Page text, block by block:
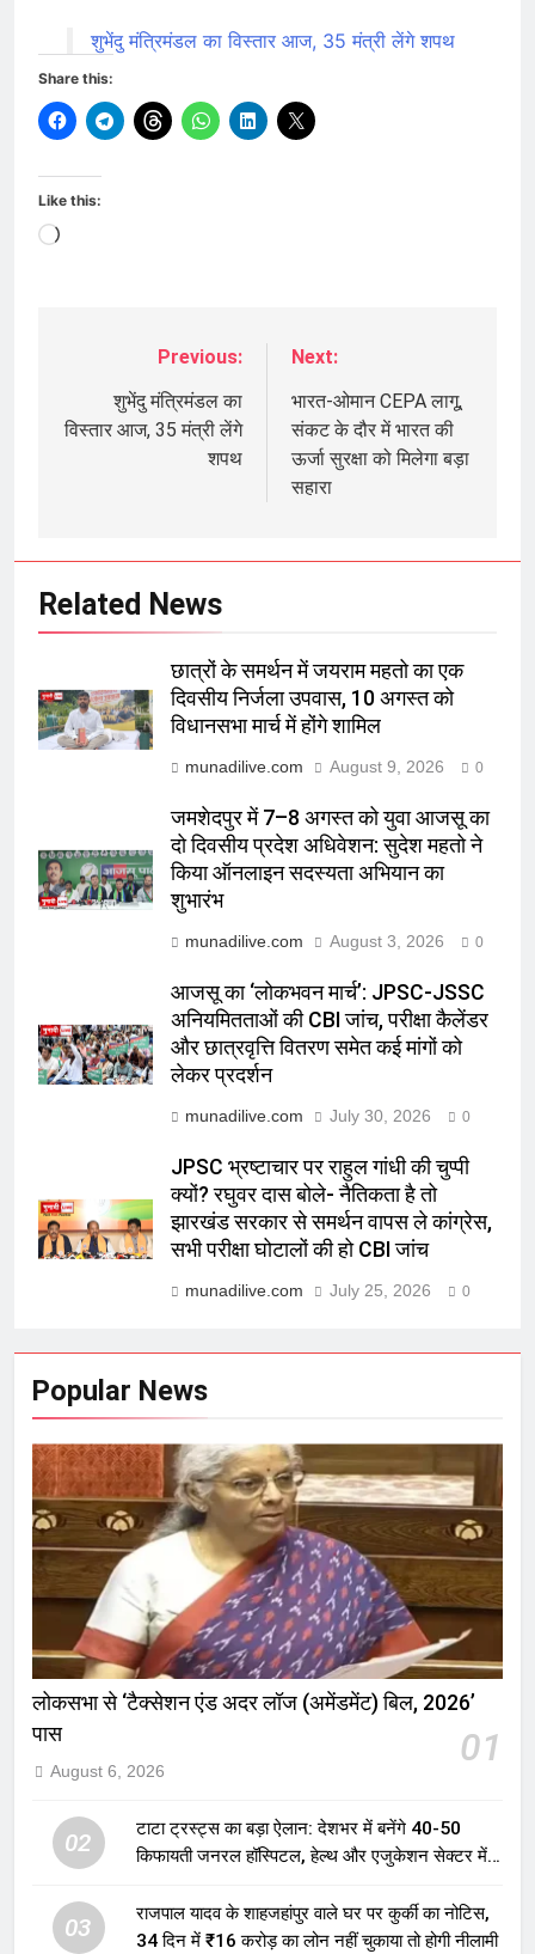
शुभेंदु मंत्रिमंडल का विस्तार आज, 35 मंत्री लेंगे शपथ
Share this:
Like this:
Loading…
navigation
Previous:
शुभेंदु मंत्रिमंडल का
विस्तार आज, 35 मंत्री लेंगे
शपथ
Next:
भारत-ओमान CEPA लागू,
संकट के दौर में भारत की
ऊर्जा सुरक्षा को मिलेगा बड़ा
सहारा
Related News
छात्रों के समर्थन में जयराम महतो का एक
दिवसीय निर्जला उपवास, 10 अगस्त को
विधानसभा मार्च में होंगे शामिल
munadilive.com August 9, 2026 0
जमशेदपुर में 7–8 अगस्त को युवा आजसू का
दो दिवसीय प्रदेश अधिवेशन: सुदेश महतो ने
किया ऑनलाइन सदस्यता अभियान का
शुभारंभ
munadilive.com August 3, 2026 0
आजसू का ‘लोकभवन मार्च’: JPSC-JSSC
अनियमितताओं की CBI जांच, परीक्षा कैलेंडर
और छात्रवृत्ति वितरण समेत कई मांगों को
लेकर प्रदर्शन
munadilive.com July 30, 2026 0
JPSC भ्रष्टाचार पर राहुल गांधी की चुप्पी
क्यों? रघुवर दास बोले- नैतिकता है तो
झारखंड सरकार से समर्थन वापस ले कांग्रेस,
सभी परीक्षा घोटालों की हो CBI जांच
munadilive.com July 25, 2026 0
Popular News
लोकसभा से ‘टैक्सेशन एंड अदर लॉज (अमेंडमेंट) बिल, 2026’
पास
01
August 6, 2026
02
टाटा ट्रस्ट्स का बड़ा ऐलान: देशभर में बनेंगे 40-50
किफायती जनरल हॉस्पिटल, हेल्थ और एजुकेशन सेक्टर में
03
राजपाल यादव के शाहजहांपुर वाले घर पर कुर्की का नोटिस,
34 दिन में ₹16 करोड़ का लोन नहीं चुकाया तो होगी नीलामी